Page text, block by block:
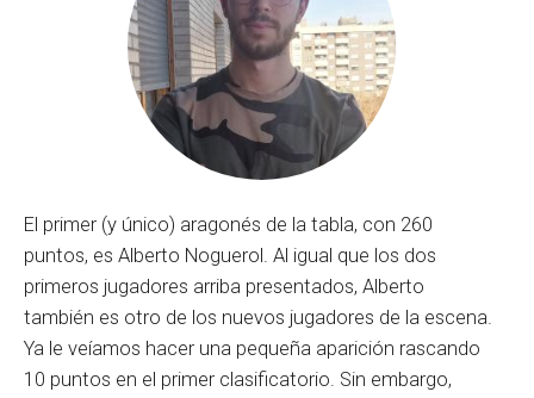
El primer (y único) aragonés de la tabla, con 260
puntos, es Alberto Noguerol. Al igual que los dos
primeros jugadores arriba presentados, Alberto
también es otro de los nuevos jugadores de la escena.
Ya le veíamos hacer una pequeña aparición rascando
10 puntos en el primer clasificatorio. Sin embargo,